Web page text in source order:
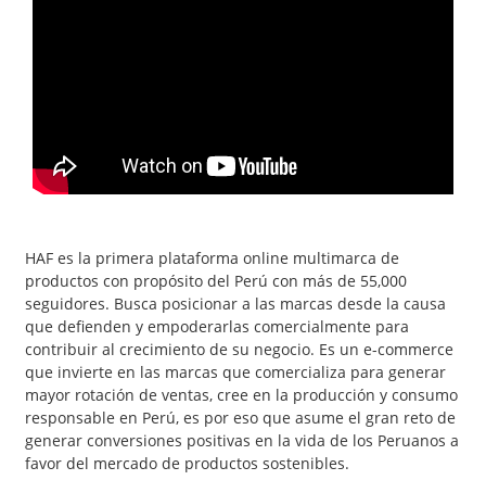
HAF es la primera plataforma online multimarca de
productos con propósito del Perú con más de 55,000
seguidores. Busca posicionar a las marcas desde la causa
que defienden y empoderarlas comercialmente para
contribuir al crecimiento de su negocio. Es un e-commerce
que invierte en las marcas que comercializa para generar
mayor rotación de ventas, cree en la producción y consumo
responsable en Perú, es por eso que asume el gran reto de
generar conversiones positivas en la vida de los Peruanos a
favor del mercado de productos sostenibles.